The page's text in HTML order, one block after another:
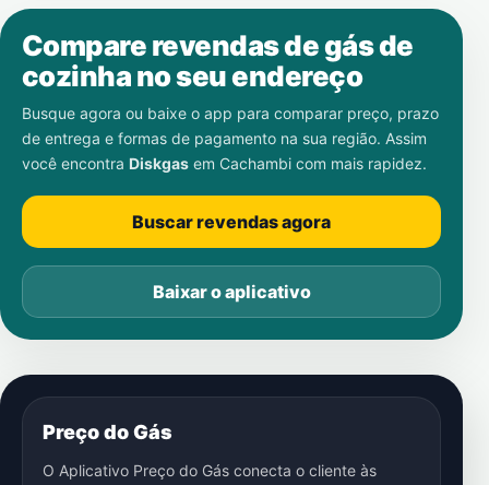
Compare revendas de gás de
cozinha no seu endereço
Busque agora ou baixe o app para comparar preço, prazo
de entrega e formas de pagamento na sua região. Assim
você encontra Diskgas em Cachambi com mais rapidez.
Buscar revendas agora
Baixar o aplicativo
Preço do Gás
O Aplicativo Preço do Gás conecta o cliente às